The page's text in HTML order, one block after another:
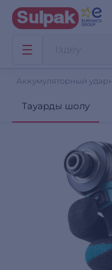
Аккумуляторный
Тауарды шолу